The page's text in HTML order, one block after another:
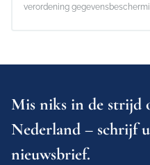
verordening
Mis niks in de strijd
Nederland – schrijf
nieuwsbrief.